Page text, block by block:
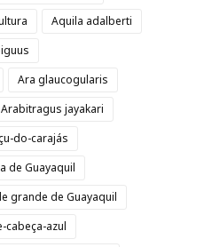
Aquila adalberti
Ara glaucogularis
Arabitragus jayakari
do-carajás
de Guayaquil
grande de Guayaquil
cabeça-azul